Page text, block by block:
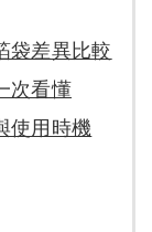
袋差異比較
次看懂
使用時機